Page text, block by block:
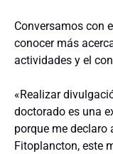
Conversamos con
conocer más
actividades y el
«Realizar
doctorado es una
porque me declaro
Fitoplancton, este